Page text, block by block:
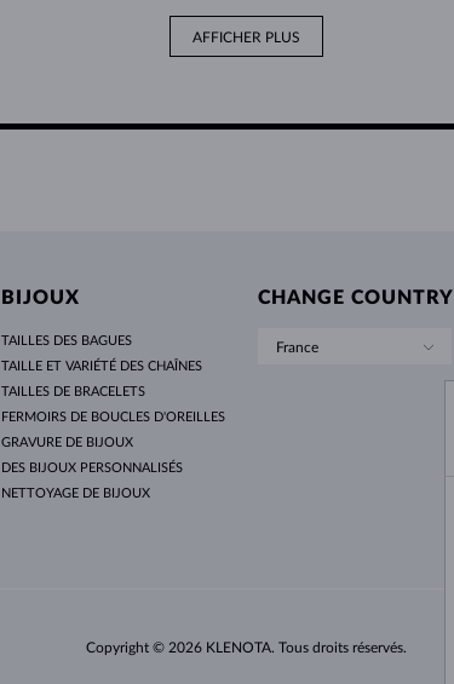
AFFICHER PLUS
BIJOUX
TAILLES DES BAGUES
TAILLE ET VARIÉTÉ DES CHAÎNES
TAILLES DE BRACELETS
FERMOIRS DE BOUCLES D'OREILLES
GRAVURE DE BIJOUX
DES BIJOUX PERSONNALISÉS
NETTOYAGE DE BIJOUX
CHANGE COUNTRY
France
Copyright © 2026 KLENOTA. Tous droits réservés.